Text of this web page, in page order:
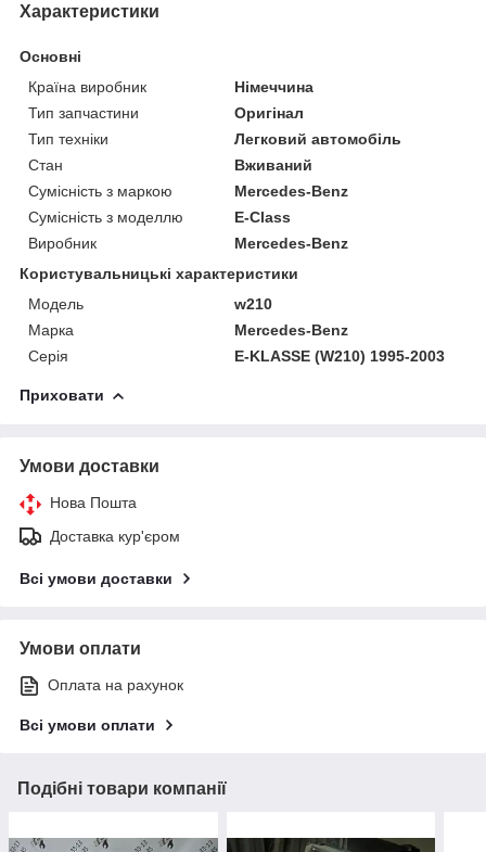
Характеристики
Основні
Країна виробник
Німеччина
Тип запчастини
Оригінал
Тип техніки
Легковий автомобіль
Стан
Вживаний
Сумісність з маркою
Mercedes-Benz
Сумісність з моделлю
E-Class
Виробник
Mercedes-Benz
Користувальницькі характеристики
Модель
w210
Марка
Mercedes-Benz
Серія
E-KLASSE (W210) 1995-2003
Приховати
Умови доставки
Нова Пошта
Доставка кур'єром
Всі умови доставки
Умови оплати
Оплата на рахунок
Всі умови оплати
Подібні товари компанії